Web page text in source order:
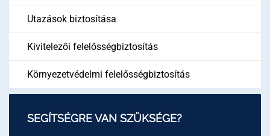
Utazások biztosítása
Kivitelezői felelősségbiztosítás
Környezetvédelmi felelősségbiztosítás
SEGÍTSÉGRE VAN SZÜKSÉGE?